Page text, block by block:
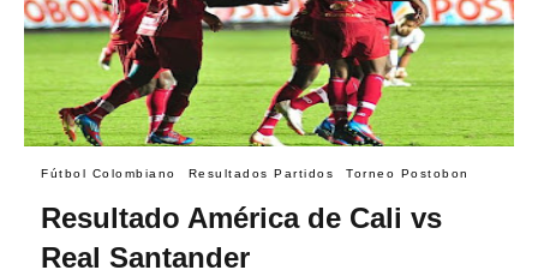
Fútbol Colombiano Resultados Partidos Torneo Postobon
Resultado América de Cali vs
Real Santander